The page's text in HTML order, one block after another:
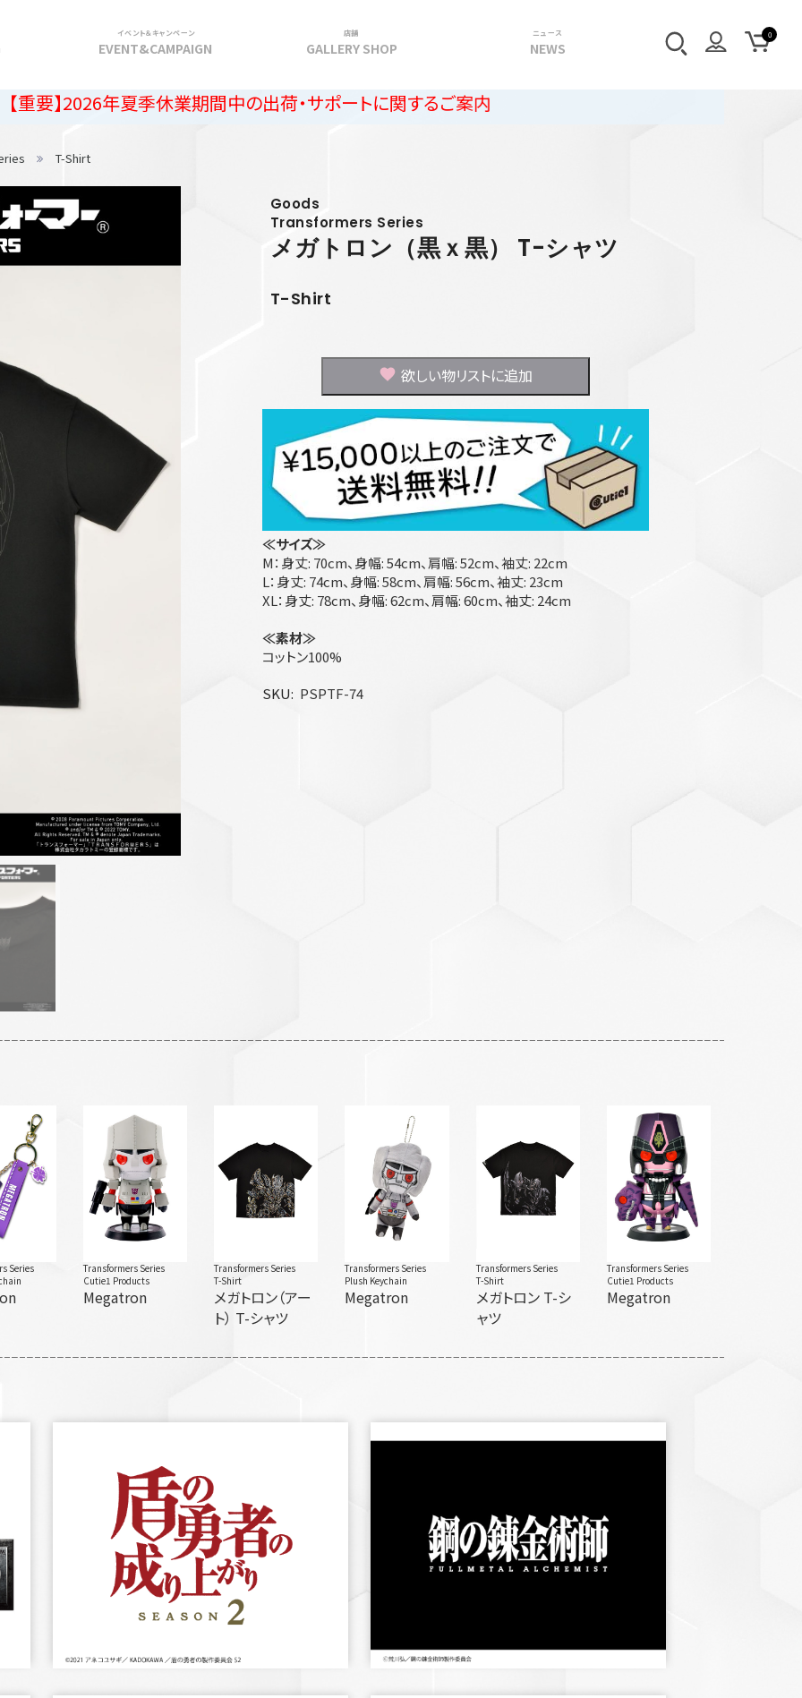
イベント＆キャンペーン
EVENT&CAMPAIGN
店舗
GALLERY SHOP
ニュース
NEWS
年夏季休業期間中の出荷・サポートに関するご案内
T-Shirt
Goods
Transformers Series
メガトロン（黒ｘ黒） T-シャツ
T-Shirt
欲しい物リストに追加
≪サイズ≫
M：身丈: 70cm、身幅: 54cm、肩幅: 52cm、袖丈: 22cm
L：身丈: 74cm、身幅: 58cm、肩幅: 56cm、袖丈: 23cm
XL：身丈: 78cm、身幅: 62cm、肩幅: 60cm、袖丈: 24cm
≪素材≫
コットン100%
SKU
PSPTF-74
Series
Transformers Series
Cutie1 Products
Megatron
Transformers Series
T-Shirt
メガトロン（アー
ト） T-シャツ
Transformers Series
Plush Keychain
Megatron
Transformers Series
T-Shirt
メガトロン T-シ
ャツ
Transformers Series
Cutie1 Products
Megatron